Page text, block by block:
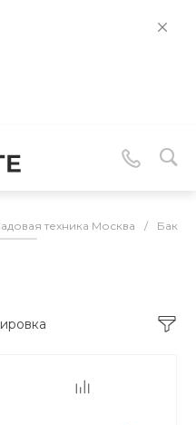
техника Москва / Баки